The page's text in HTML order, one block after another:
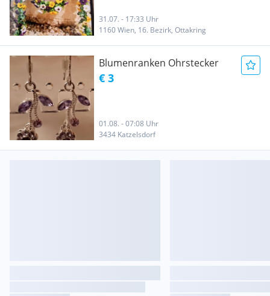
31.07. - 17:33 Uhr
1160 Wien, 16. Bezirk, Ottakring
Blumenranken Ohrstecker
€ 3
01.08. - 07:08 Uhr
3434 Katzelsdorf